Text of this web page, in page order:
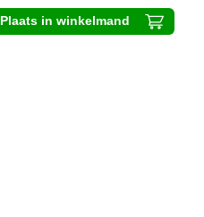
Plaats in winkelmand